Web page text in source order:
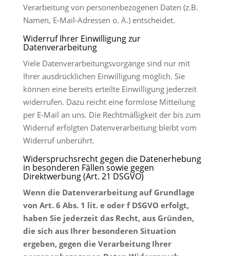
Verarbeitung von personenbezogenen Daten (z.B.
Namen, E-Mail-Adressen o. Ä.) entscheidet.
Widerruf Ihrer Einwilligung zur
Datenverarbeitung
Viele Datenverarbeitungsvorgänge sind nur mit
Ihrer ausdrücklichen Einwilligung möglich. Sie
können eine bereits erteilte Einwilligung jederzeit
widerrufen. Dazu reicht eine formlose Mitteilung
per E-Mail an uns. Die Rechtmäßigkeit der bis zum
Widerruf erfolgten Datenverarbeitung bleibt vom
Widerruf unberührt.
Widerspruchsrecht gegen die Datenerhebung
in besonderen Fällen sowie gegen
Direktwerbung (Art. 21 DSGVO)
Wenn die Datenverarbeitung auf Grundlage
von Art. 6 Abs. 1 lit. e oder f DSGVO erfolgt,
haben Sie jederzeit das Recht, aus Gründen,
die sich aus Ihrer besonderen Situation
ergeben, gegen die Verarbeitung Ihrer